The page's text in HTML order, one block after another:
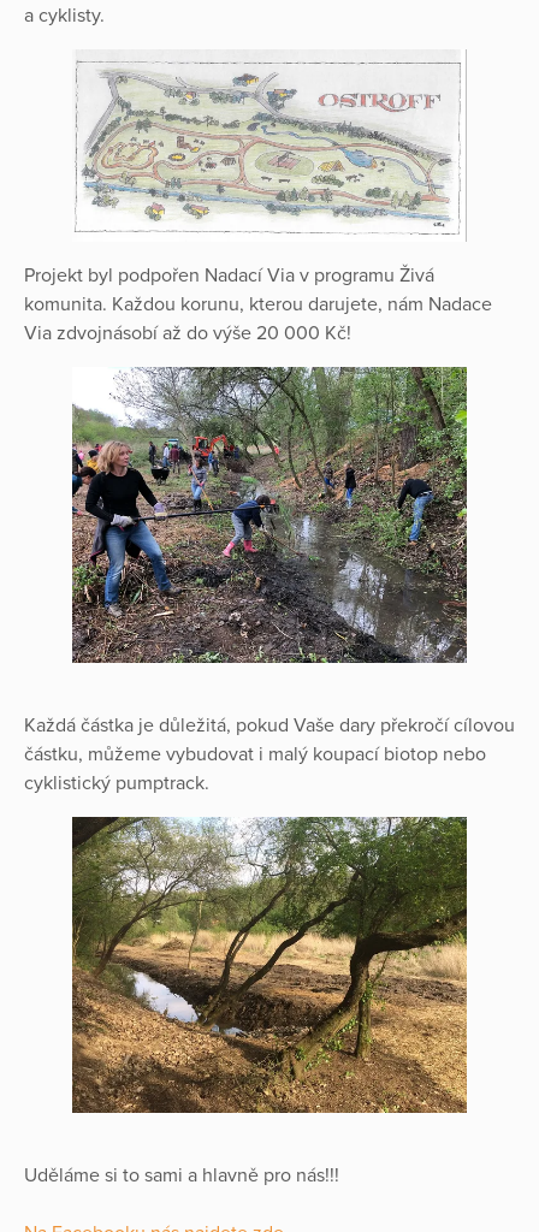
a cyklisty.
Projekt byl podpořen Nadací Via v programu Živá
komunita. Každou korunu, kterou darujete, nám Nadace
Via zdvojnásobí až do výše 20 000 Kč!
Každá částka je důležitá, pokud Vaše dary překročí cílovou
částku, můžeme vybudovat i malý koupací biotop nebo
cyklistický pumptrack.
Uděláme si to sami a hlavně pro nás!!!